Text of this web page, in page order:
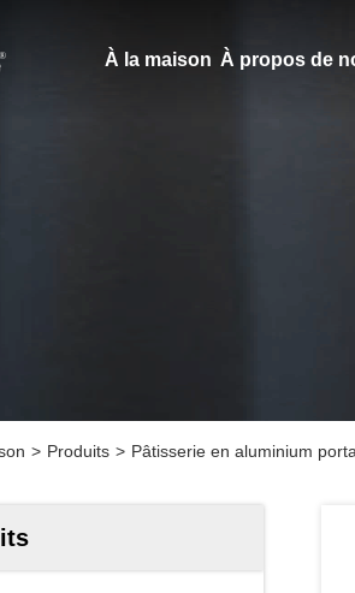
À la maison À propos de
> Produits > Pâtisserie en aluminium